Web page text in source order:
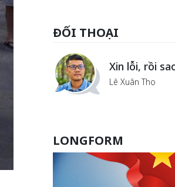
ĐỐI THOẠI
Vẻ đẹp
văn
Lưu Nguyệt Linh
LONGFORM